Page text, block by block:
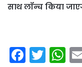
साथ लॉन्च किया
F T W